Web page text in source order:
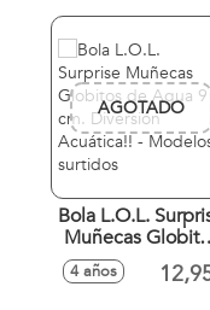
AGOTADO
Bola L.O.L.
Muñecas
de Agua 9 cm.
Diversión
4 años